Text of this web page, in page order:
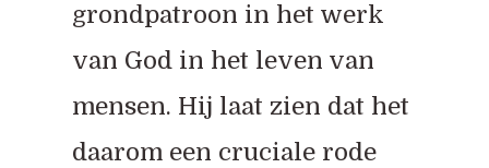
grondpatroon in het werk
van God in het leven van
mensen. Hij laat zien dat het
daarom een cruciale rode